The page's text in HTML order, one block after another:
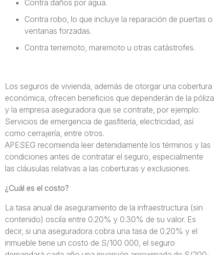
Contra daños por agua.
Contra robo, lo que incluye la reparación de puertas o
ventanas forzadas.
Contra terremoto, maremoto u otras catástrofes.
Los seguros de vivienda, además de otorgar una cobertura
económica, ofrecen beneficios que dependerán de la póliza
y la empresa aseguradora que se contrate, por ejemplo:
Servicios de emergencia de gasfitería, electricidad, así
como cerrajería, entre otros.
APESEG recomienda leer detenidamente los términos y las
condiciones antes de contratar el seguro, especialmente
las cláusulas relativas a las coberturas y exclusiones.
¿Cuál es el costo?
La tasa anual de aseguramiento de la infraestructura (sin
contenido) oscila entre 0.20% y 0.30% de su valor. Es
decir, si una aseguradora cobra una tasa de 0.20% y el
inmueble tiene un costo de S/100 000, el seguro